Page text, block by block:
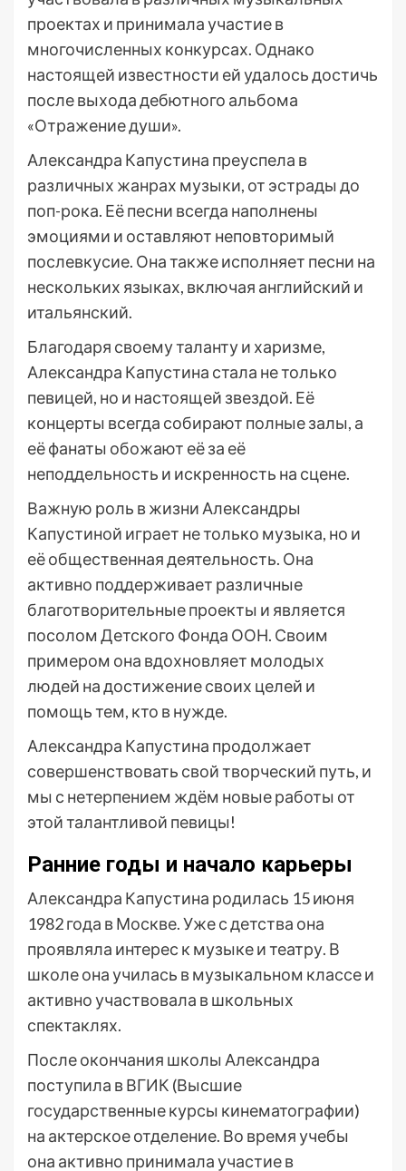
проектах и принимала участие в
многочисленных конкурсах. Однако
настоящей известности ей удалось достичь
после выхода дебютного альбома
«Отражение души».
Александра Капустина преуспела в
различных жанрах музыки, от эстрады до
поп-рока. Её песни всегда наполнены
эмоциями и оставляют неповторимый
послевкусие. Она также исполняет песни на
нескольких языках, включая английский и
итальянский.
Благодаря своему таланту и харизме,
Александра Капустина стала не только
певицей, но и настоящей звездой. Её
концерты всегда собирают полные залы, а
её фанаты обожают её за её
неподдельность и искренность на сцене.
Важную роль в жизни Александры
Капустиной играет не только музыка, но и
её общественная деятельность. Она
активно поддерживает различные
благотворительные проекты и является
посолом Детского Фонда ООН. Своим
примером она вдохновляет молодых
людей на достижение своих целей и
помощь тем, кто в нужде.
Александра Капустина продолжает
совершенствовать свой творческий путь, и
мы с нетерпением ждём новые работы от
этой талантливой певицы!
Ранние годы и начало карьеры
Александра Капустина родилась 15 июня
1982 года в Москве. Уже с детства она
проявляла интерес к музыке и театру. В
школе она училась в музыкальном классе и
активно участвовала в школьных
спектаклях.
После окончания школы Александра
поступила в ВГИК (Высшие
государственные курсы кинематографии)
на актерское отделение. Во время учебы
она активно принимала участие в